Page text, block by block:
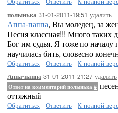
полынька 31-01-2011-19:51 удалить
Аппа-паппа, Вы моледец, за
Песня классная!!! Много таких
Бог им судья. Я тоже по началу
научилась бить, словесно
Обратиться - Ответить - К полной
Аппа-паппа 31-01-2011-21:27 удалить
Ответ на комментарий полынька #
оттяжный
Обратиться - Ответить - К полной